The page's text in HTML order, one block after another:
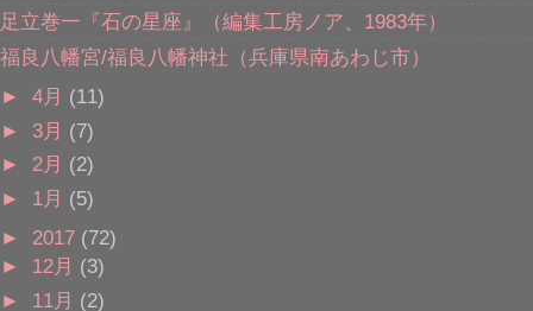
足立巻一『石の星座』（編集工房ノア、1983年）
福良八幡宮/福良八幡神社（兵庫県南あわじ市）
► 4月 (11)
► 3月 (7)
► 2月 (2)
► 1月 (5)
► 2017 (72)
► 12月 (3)
► 11月 (2)